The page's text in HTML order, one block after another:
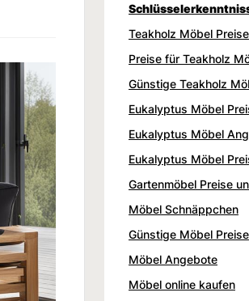
Teakholz Möbel Preise
Preise für Teakholz
Günstige Teakholz
Eukalyptus Möbel
Eukalyptus Möbel
Eukalyptus Möbel
Gartenmöbel Preise
Möbel Schnäppchen
Günstige Möbel Preise
Möbel Angebote
Möbel online kaufen